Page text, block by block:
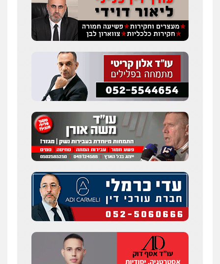
0544231863
עו"ד מעיין שמחון
אסירים
0587604050
עו"ד אמיר כהן
0537470000
עורך דין תמיר אלטיט
פלילי תעבורה
0545577862
דוד בוחבוט – משרד עו"ד
פלילי פשיעה חמורה מעצרים צווארון לבן
0505542333